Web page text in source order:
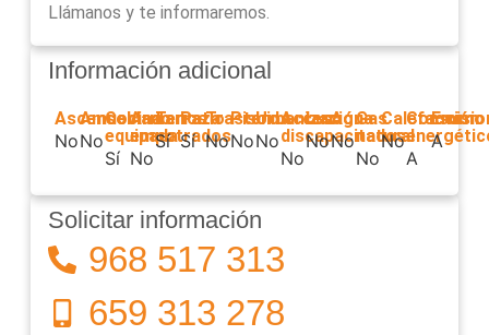
Llámanos y te informaremos.
Información adicional
Ascensor
No
Amueblado
No
Cocina
equipada
Sí
Armarios
empotrados
No
Terraza
Sí
Patio
Sí
Trastero
No
Piscina
No
Urbanización
No
Acceso
discapacitados
No
Luz
No
Agua
No
Gas
natural
No
Calefacción
No
Consumo
A
A
Solicitar información
968 517 313
659 313 278